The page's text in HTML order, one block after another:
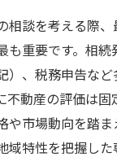
相談を考える際
も重要です。相続
）、税務申告な
不動産の評価は固
や市場動向を踏ま
域特性を把握した